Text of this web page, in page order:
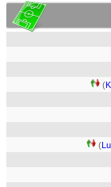
(
(